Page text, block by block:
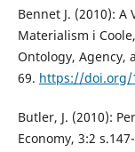
Bennet J. (2010):
Materialism i
Ontology, Agency,
69. https://doi.org/
Butler, J. (2010):
Economy, 3:2